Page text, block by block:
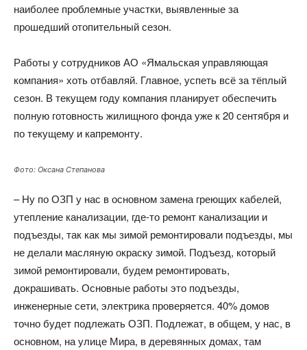
наиболее проблемные участки, выявленные за
прошедший отопительный сезон.
Работы у сотрудников АО «Ямальская управляющая
компания» хоть отбавляй. Главное, успеть всё за тёплый
сезон. В текущем году компания планирует обеспечить
полную готовность жилищного фонда уже к 20 сентября и
по текущему и капремонту.
Фото: Оксана Степанова
– Ну по ОЗП у нас в основном замена греющих кабелей,
утепление канализации, где-то ремонт канализации и
подъезды, так как мы зимой ремонтировали подъезды, мы
не делали масляную окраску зимой. Подъезд, который
зимой ремонтировали, будем ремонтировать,
докрашивать. Основные работы это подъезды,
инженерные сети, электрика проверяется. 40% домов
точно будет подлежать ОЗП. Подлежат, в общем, у нас, в
основном, на улице Мира, в деревянных домах, там